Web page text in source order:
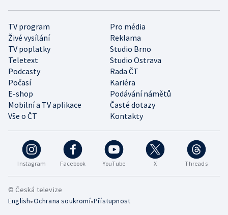
Instagram Facebook YouTube X Threads
TV program
Pro média
Živé vysílání
Reklama
TV poplatky
Studio Brno
Teletext
Studio Ostrava
Podcasty
Rada ČT
Počasí
Kariéra
E-shop
Podávání námětů
Mobilní a TV aplikace
Časté dotazy
Vše o ČT
Kontakty
© Česká televize
English•Ochrana soukromí•Přístupnost